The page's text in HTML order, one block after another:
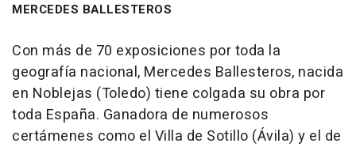
MERCEDES BALLESTEROS
Con más de 70 exposiciones por toda la
geografía nacional, Mercedes Ballesteros, nacida
en Noblejas (Toledo) tiene colgada su obra por
toda España. Ganadora de numerosos
certámenes como el Villa de Sotillo (Ávila) y el de